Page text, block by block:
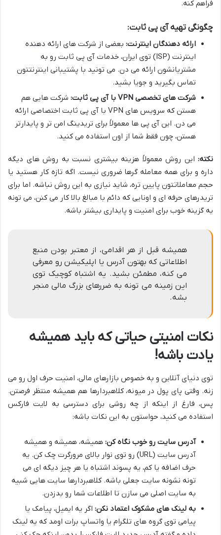
فراهم کنه.
چگونگی تهیه آی پی ثابت:
ارائه دهندگان اینترنت: بعضی از شرکت های ارائه دهنده
اینترنت (ISP) توی ایران، خدمات آی پی ثابت رو به
مشتریانشون ارائه می دن. می تونید با پشتیبانی اینترنتتون
تماس بگیرید و جویا بشید.
شرکت های تخصصی VPN با آی پی ثابت:
شرکت هایی هم
هستن که سرویس های VPN با آی پی ثابت اختصاصی ارائه
می دن. این آی پی ها معمولاً برای تریدینگ امن تر و پایدارتر
هستن، چون فقط شما از اون استفاده می کنید.
نکته: این روش معمولاً هزینه بیشتری نسبت به روش های دیگه
داره و برای همه معامله گرها ضروری نیست. اگه تازه کار هستید یا
حجم معاملاتتون پایین تره، شاید نیازی به این روش نباشه. اما برای
تریدرهای حرفه ای و اونایی که دائم با مبالغ بالا کار می کنن، می تونه
یه گزینه خوب برای امنیت و پایداری بیشتر باشه.
همیشه قبل از هر اقدامی، از معتبر بودن منبع
اطلاعاتی که بهتون آدرس یا اپلیکیشن رو معرفی
می کنه، مطمئن بشید. یه اشتباه کوچیک توی
این زمینه می تونه به ضررهای بزرگ مالی منجر
بشه.
نکات امنیتی حیاتی که باید همیشه
یادت باشه!
توی دنیای آنلاین و به خصوص بازارهای مالی، امنیت حرف اول رو می
زنه. وقتی پای پول در میونه، کلاهبردارها هم همیشه منتظر فرصتن.
پس، فارغ از اینکه از چه روشی برای دسترسی به لایت فارکس
استفاده می کنید، حواستون به این نکات باشه:
آدرس سایت رو خوب نگاه کن: همیشه، همیشه و همیشه
آدرس سایت (URL) رو توی نوار بالای مرورگرت چک کن. یه
حرف اضافه یا کم، یه پسوند اشتباه یا هر چیز دیگه ای می
تونه نشونه سایت جعلی باشه. کلاهبردارها سایت هایی شبیه
به سایت اصلی می سازن تا اطلاعات شما رو بدزدن.
به لینک های مشکوک اعتماد نکن: اگر یه ایمیل، پیامک یا
پیامی توی گروه های تلگرام یا واتساپ برات اومد که یه لینک